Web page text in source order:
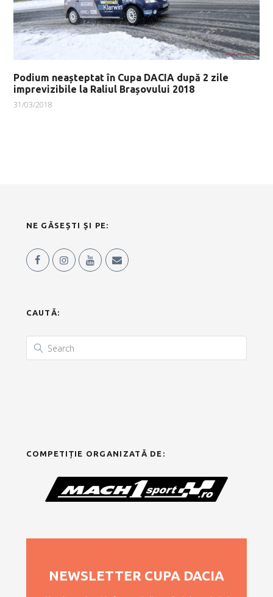
Podium neașteptat în Cupa DACIA după 2 zile
imprevizibile la Raliul Brașovului 2018
31/03/2018
NE GĂSEȘTI ȘI PE:
CAUTĂ:
COMPETIȚIE ORGANIZATĂ DE:
NEWSLETTER CUPA DACIA